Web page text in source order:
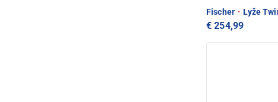
Fischer · Lyže
€ 254,99